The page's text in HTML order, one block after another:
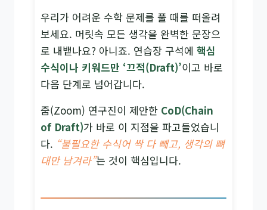
우리가 어려운 수학 문제를 풀 때를 떠올려
보세요. 머릿속 모든 생각을 완벽한 문장으
로 내뱉나요? 아니죠. 연습장 구석에 핵심
수식이나 키워드만 ‘끄적(Draft)’이고 바로
다음 단계로 넘어갑니다.
줌(Zoom) 연구진이 제안한 CoD(Chain
of Draft)가 바로 이 지점을 파고들었습니
다. “불필요한 수식어 싹 다 빼고, 생각의 뼈
대만 남겨라”는 것이 핵심입니다.